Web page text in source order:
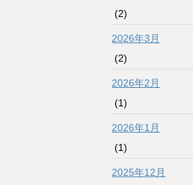
(2)
2026年3月
(2)
2026年2月
(1)
2026年1月
(1)
2025年12月